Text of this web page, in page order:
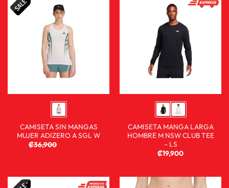
CAMISETA SIN MANGAS
MUJER ADIZERO A SGL W
₡36,900
CAMISETA MANGA LARGA
HOMBRE M NSW CLUB TEE
– LS
₡19,900